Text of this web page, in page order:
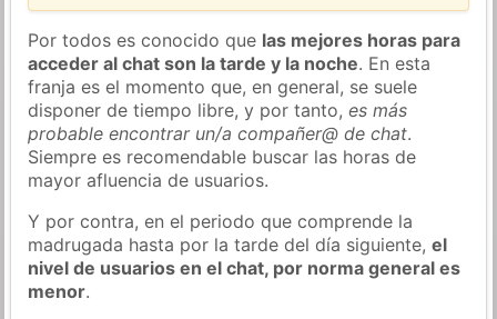
Por todos es conocido que las mejores horas para
acceder al chat son la tarde y la noche. En esta
franja es el momento que, en general, se suele
disponer de tiempo libre, y por tanto,es más
probable encontrar un/a compañer@ de chat.
Siempre es recomendable buscar las horas de
mayor afluencia de usuarios.
Y por contra, en el periodo que comprende la
madrugada hasta por la tarde del día siguiente,el
nivel de usuarios en el chat, por norma general es
menor.